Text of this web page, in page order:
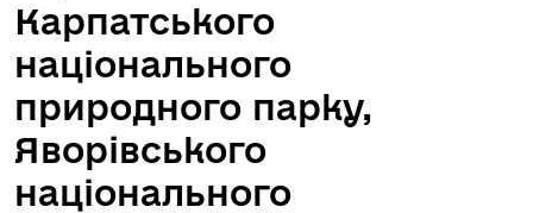
Карпатського
національного
природного парку,
Яворівського
національного